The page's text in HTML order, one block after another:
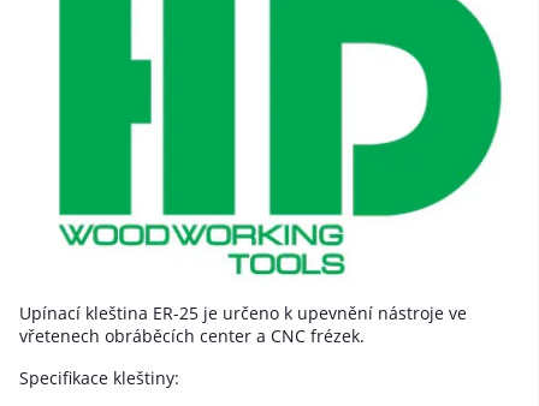
Upínací kleština ER-25 je určeno k upevnění nástroje ve
vřetenech obráběcích center a CNC frézek.
Specifikace kleštiny: